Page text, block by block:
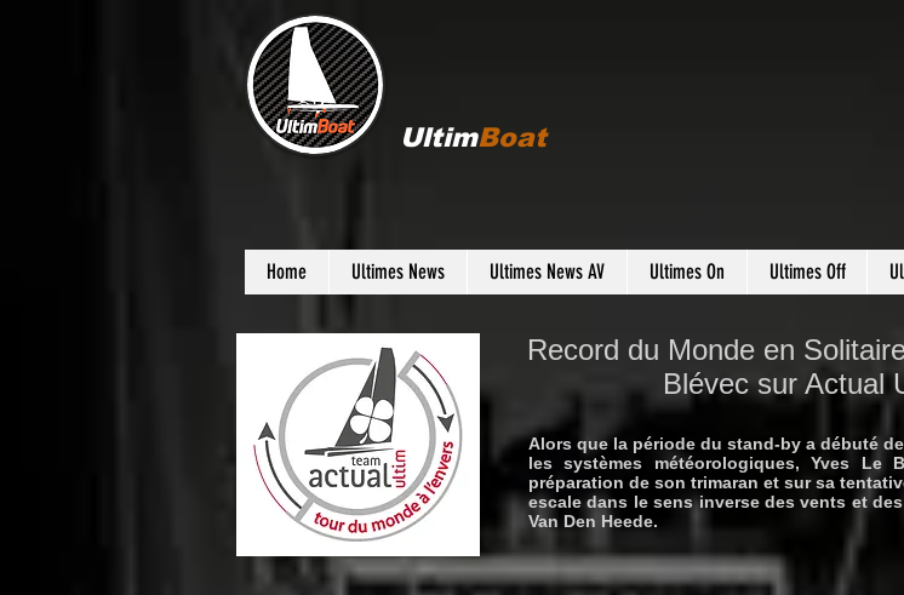
UltimBoat
Home Ultimes News Ultimes News AV Ultimes On Ultimes Off
Record du Monde en
Blévec sur Actual
Alors que la période du stand-by a débuté
les systèmes météorologiques, Yves Le
préparation de son trimaran et sur sa
escale dans le sens inverse des vents et
Van Den Heede.